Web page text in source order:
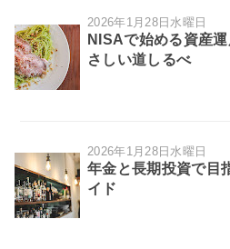
2026年1月28日水曜日
NISAで始める資産
さしい道しるべ
2026年1月28日水曜日
年金と長期投資で目
イド